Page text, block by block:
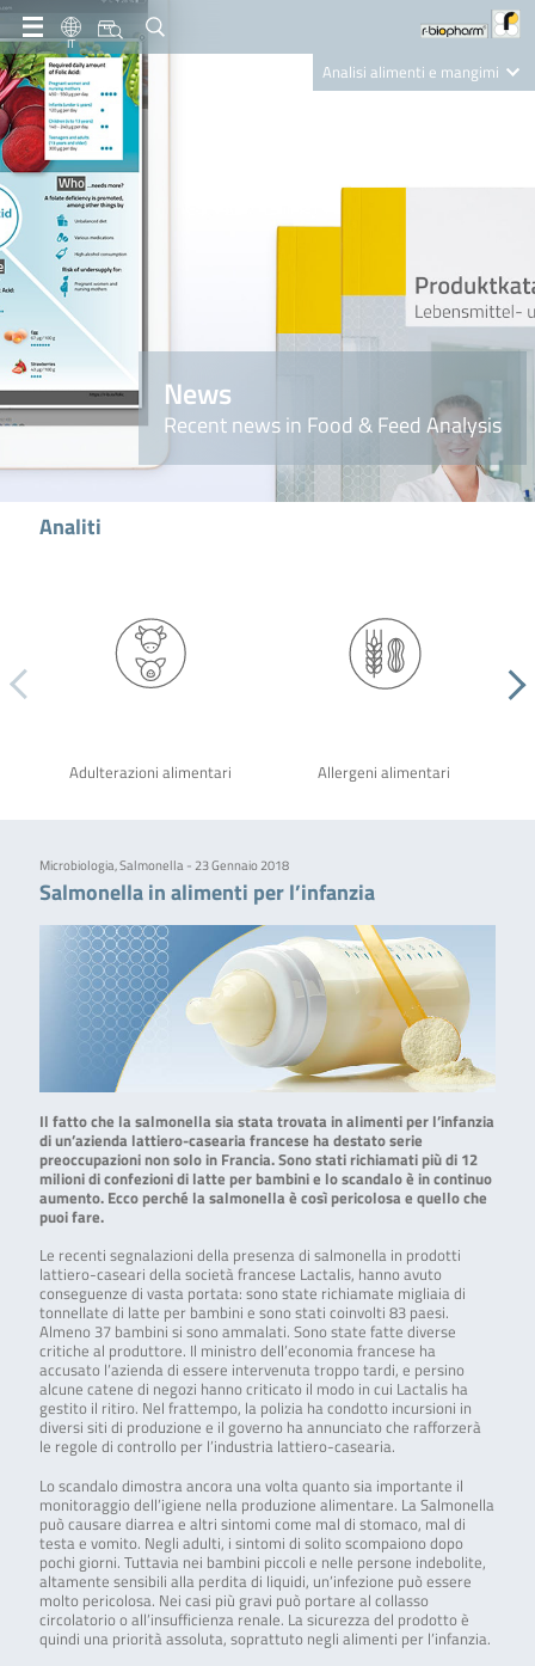
IT
Analisi alimenti e mangimi
Nutrition Care
News
Recent news in Food & Feed Analysis
Analiti
Adulterazioni alimentari Allergeni alimentari
Microbiologia, Salmonella - 23 Gennaio 2018
Salmonella in alimenti per l’infanzia
Il fatto che la salmonella sia stata trovata in alimenti per l’infanzia
di un’azienda lattiero-casearia francese ha destato serie
preoccupazioni non solo in Francia. Sono stati richiamati più di 12
milioni di confezioni di latte per bambini e lo scandalo è in continuo
aumento. Ecco perché la salmonella è così pericolosa e quello che
puoi fare.
Le recenti segnalazioni della presenza di salmonella in prodotti
lattiero-caseari della società francese Lactalis, hanno avuto
conseguenze di vasta portata: sono state richiamate migliaia di
tonnellate di latte per bambini e sono stati coinvolti 83 paesi.
Almeno 37 bambini si sono ammalati. Sono state fatte diverse
critiche al produttore. Il ministro dell’economia francese ha
accusato l’azienda di essere intervenuta troppo tardi, e persino
alcune catene di negozi hanno criticato il modo in cui Lactalis ha
gestito il ritiro. Nel frattempo, la polizia ha condotto incursioni in
diversi siti di produzione e il governo ha annunciato che rafforzerà
le regole di controllo per l’industria lattiero-casearia.
Lo scandalo dimostra ancora una volta quanto sia importante il
monitoraggio dell’igiene nella produzione alimentare. La Salmonella
può causare diarrea e altri sintomi come mal di stomaco, mal di
testa e vomito. Negli adulti, i sintomi di solito scompaiono dopo
pochi giorni. Tuttavia nei bambini piccoli e nelle persone indebolite,
altamente sensibili alla perdita di liquidi, un’infezione può essere
molto pericolosa. Nei casi più gravi può portare al collasso
circolatorio o all’insufficienza renale. La sicurezza del prodotto è
quindi una priorità assoluta, soprattuto negli alimenti per l’infanzia.